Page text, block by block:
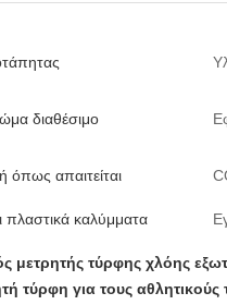
διαθέσιμο
όπως απαιτείται
καλύμματα
μετρητής τύρφης χλόης
τύρφη για τους